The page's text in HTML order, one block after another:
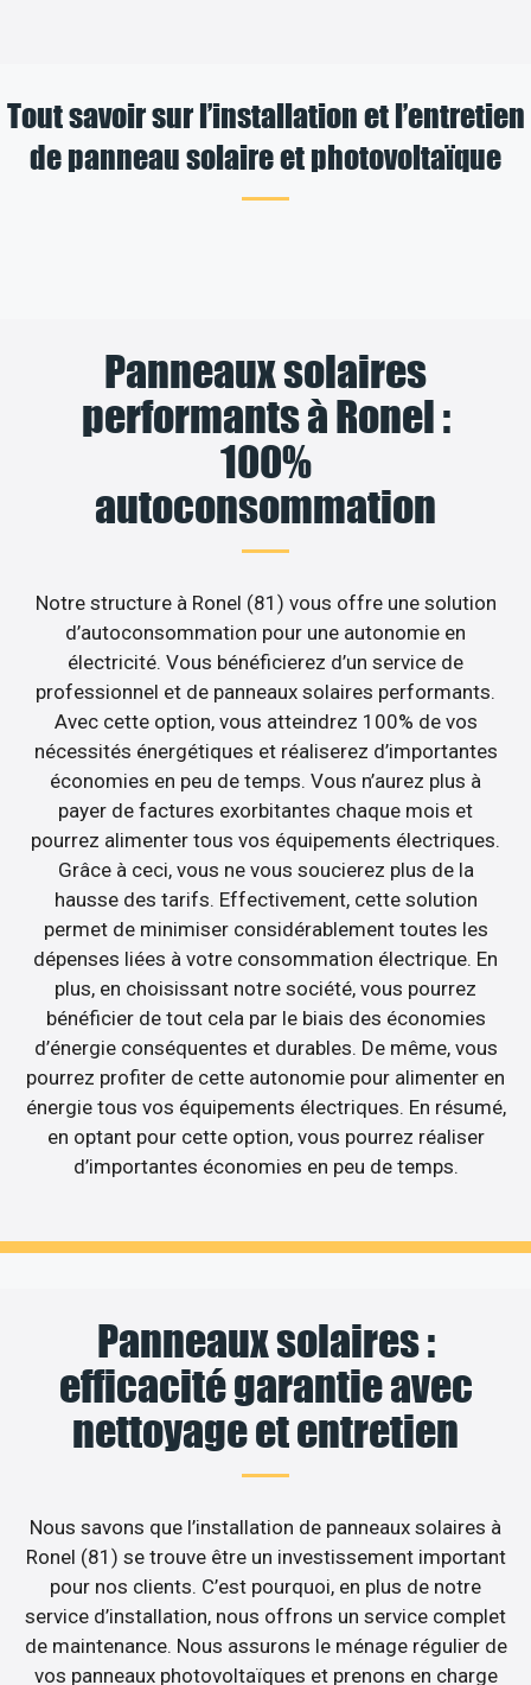
Tout savoir sur l’installation et l’entretien
de panneau solaire et photovoltaïque
Panneaux solaires
performants à Ronel :
100%
autoconsommation
Notre structure à Ronel (81) vous offre une solution
d’autoconsommation pour une autonomie en
électricité. Vous bénéficierez d’un service de
professionnel et de panneaux solaires performants.
Avec cette option, vous atteindrez 100% de vos
nécessités énergétiques et réaliserez d’importantes
économies en peu de temps. Vous n’aurez plus à
payer de factures exorbitantes chaque mois et
pourrez alimenter tous vos équipements électriques.
Grâce à ceci, vous ne vous soucierez plus de la
hausse des tarifs. Effectivement, cette solution
permet de minimiser considérablement toutes les
dépenses liées à votre consommation électrique. En
plus, en choisissant notre société, vous pourrez
bénéficier de tout cela par le biais des économies
d’énergie conséquentes et durables. De même, vous
pourrez profiter de cette autonomie pour alimenter en
énergie tous vos équipements électriques. En résumé,
en optant pour cette option, vous pourrez réaliser
d’importantes économies en peu de temps.
Panneaux solaires :
efficacité garantie avec
nettoyage et entretien
Nous savons que l’installation de panneaux solaires à
Ronel (81) se trouve être un investissement important
pour nos clients. C’est pourquoi, en plus de notre
service d’installation, nous offrons un service complet
de maintenance. Nous assurons le ménage régulier de
vos panneaux photovoltaïques et prenons en charge